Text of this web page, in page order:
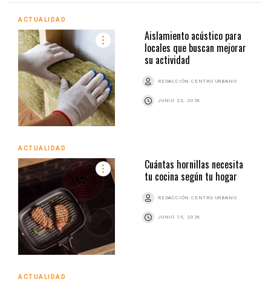
ACTUALIDAD
Aislamiento acústico para
locales que buscan mejorar
su actividad
REDACCIÓN CENTRO URBANO
JUNIO 23, 2026
ACTUALIDAD
Cuántas hornillas necesita
tu cocina según tu hogar
REDACCIÓN CENTRO URBANO
JUNIO 15, 2026
ACTUALIDAD